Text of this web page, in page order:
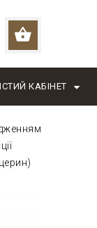
КАБІНЕТ